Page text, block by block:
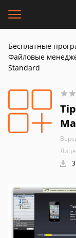
Бесплатные
Файловые
Standard